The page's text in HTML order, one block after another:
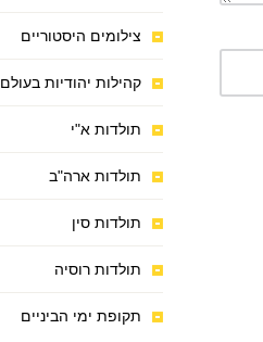
צילומים היסטוריים
קהילות יהודיות בעולם
תולדות א"י
תולדות ארה"ב
תולדות סין
תולדות רוסיה
תקופת ימי הביניים